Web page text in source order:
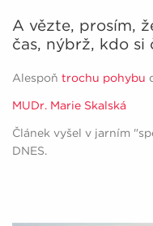
A vězte, prosím,
čas, nýbrž, kdo si
Alespoň trochu pohybu
MUDr. Marie Skalská
Článek vyšel v jarním
DNES.